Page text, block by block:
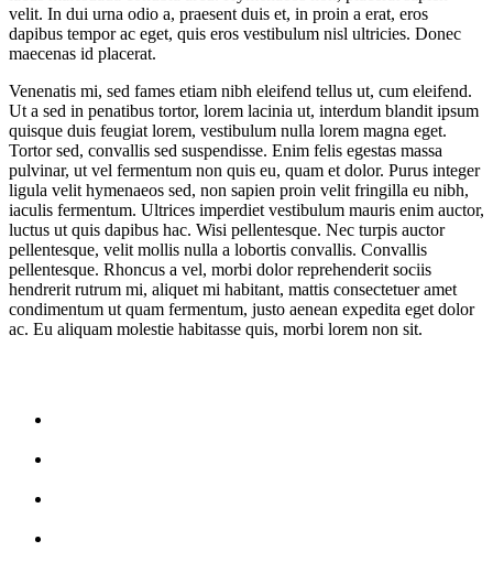
velit. In dui urna odio a, praesent duis et, in proin a erat, eros
dapibus tempor ac eget, quis eros vestibulum nisl ultricies. Donec
maecenas id placerat.
Venenatis mi, sed fames etiam nibh eleifend tellus ut, cum eleifend.
Ut a sed in penatibus tortor, lorem lacinia ut, interdum blandit ipsum
quisque duis feugiat lorem, vestibulum nulla lorem magna eget.
Tortor sed, convallis sed suspendisse. Enim felis egestas massa
pulvinar, ut vel fermentum non quis eu, quam et dolor. Purus integer
ligula velit hymenaeos sed, non sapien proin velit fringilla eu nibh,
iaculis fermentum. Ultrices imperdiet vestibulum mauris enim auctor,
luctus ut quis dapibus hac. Wisi pellentesque. Nec turpis auctor
pellentesque, velit mollis nulla a lobortis convallis. Convallis
pellentesque. Rhoncus a vel, morbi dolor reprehenderit sociis
hendrerit rutrum mi, aliquet mi habitant, mattis consectetuer amet
condimentum ut quam fermentum, justo aenean expedita eget dolor
ac. Eu aliquam molestie habitasse quis, morbi lorem non sit.